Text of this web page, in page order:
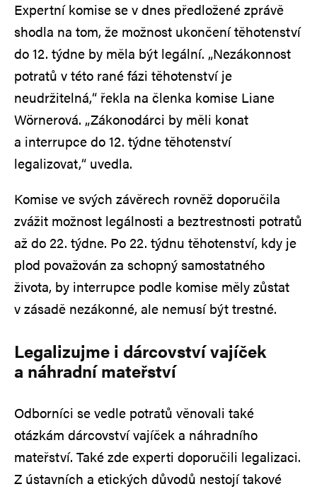
Expertní komise se v dnes předložené zprávě
shodla na tom, že možnost ukončení těhotenství
do 12. týdne by měla být legální. „Nezákonnost
potratů v této rané fázi těhotenství je
neudržitelná,“ řekla na členka komise Liane
Wörnerová. „Zákonodárci by měli konat
a interrupce do 12. týdne těhotenství
legalizovat,“ uvedla.
Komise ve svých závěrech rovněž doporučila
zvážit možnost legálnosti a beztrestnosti potratů
až do 22. týdne. Po 22. týdnu těhotenství, kdy je
plod považován za schopný samostatného
života, by interrupce podle komise měly zůstat
v zásadě nezákonné, ale nemusí být trestné.
Legalizujme i dárcovství vajíček
a náhradní mateřství
Odborníci se vedle potratů věnovali také
otázkám dárcovství vajíček a náhradního
mateřství. Také zde experti doporučili legalizaci.
Z ústavních a etických důvodů nestojí takové